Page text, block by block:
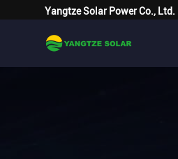
Yangtze Solar Power Co., Ltd.